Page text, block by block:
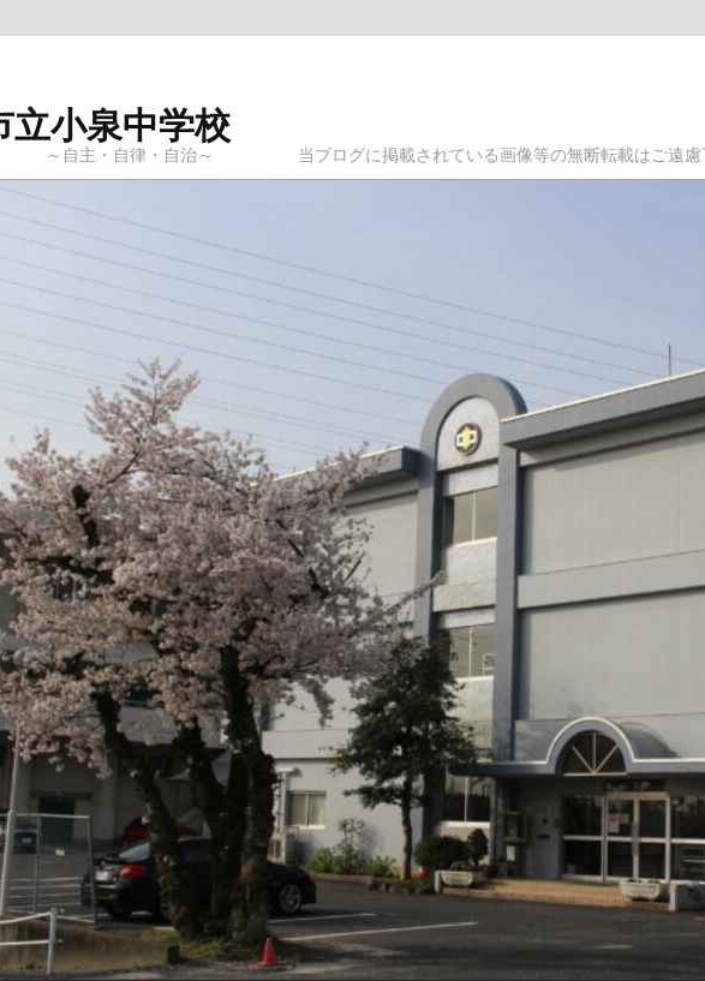
立小泉中学校
律・自治～ 当ブログに掲載されている画像等の無断転載はご遠慮下